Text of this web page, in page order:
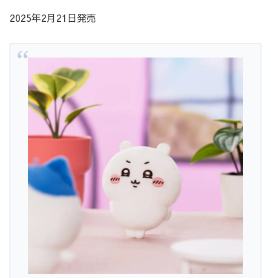
2025年2月21日発売